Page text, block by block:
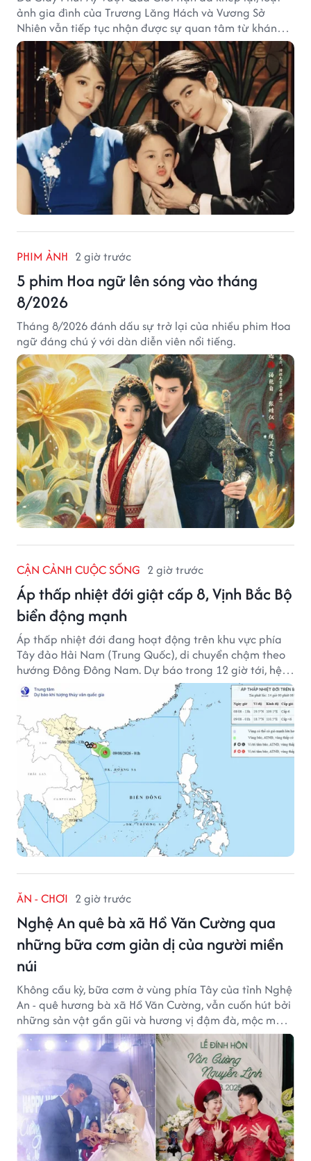
ảnh gia đình của Trương Lăng Hách và Vương Sở
Nhiên vẫn tiếp tục nhận được sự quan tâm từ khán
giả.
PHIM ẢNH 2 giờ trước
5 phim Hoa ngữ lên sóng vào tháng
8/2026
Tháng 8/2026 đánh dấu sự trở lại của nhiều phim Hoa
ngữ đáng chú ý với dàn diễn viên nổi tiếng.
CẬN CẢNH CUỘC SỐNG 2 giờ trước
Áp thấp nhiệt đới giật cấp 8, Vịnh Bắc Bộ
biển động mạnh
Áp thấp nhiệt đới đang hoạt động trên khu vực phía
Tây đảo Hải Nam (Trung Quốc), di chuyển chậm theo
hướng Đông Đông Nam. Dự báo trong 12 giờ tới, hệ
thống này suy yếu dần thành vùng áp thấp.
ĂN - CHƠI 2 giờ trước
Nghệ An quê bà xã Hồ Văn Cường qua
những bữa cơm giản dị của người miền
núi
Không cầu kỳ, bữa cơm ở vùng phía Tây của tỉnh Nghệ
An - quê hương bà xã Hồ Văn Cường, vẫn cuốn hút bởi
những sản vật gần gũi và hương vị đậm đà, mộc mạc
của núi rừng.